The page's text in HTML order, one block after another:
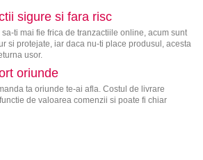
sigure si fara risc
sa-ti mai fie frica de tranzactiile online, acum sunt
si protejate, iar daca nu-ti place produsul, acesta
usor.
oriunde
ta oriunde te-ai afla. Costul de livrare
de valoarea comenzii si poate fi chiar